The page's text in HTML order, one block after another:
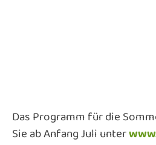
Das Programm für die
Sie ab Anfang Juli unter